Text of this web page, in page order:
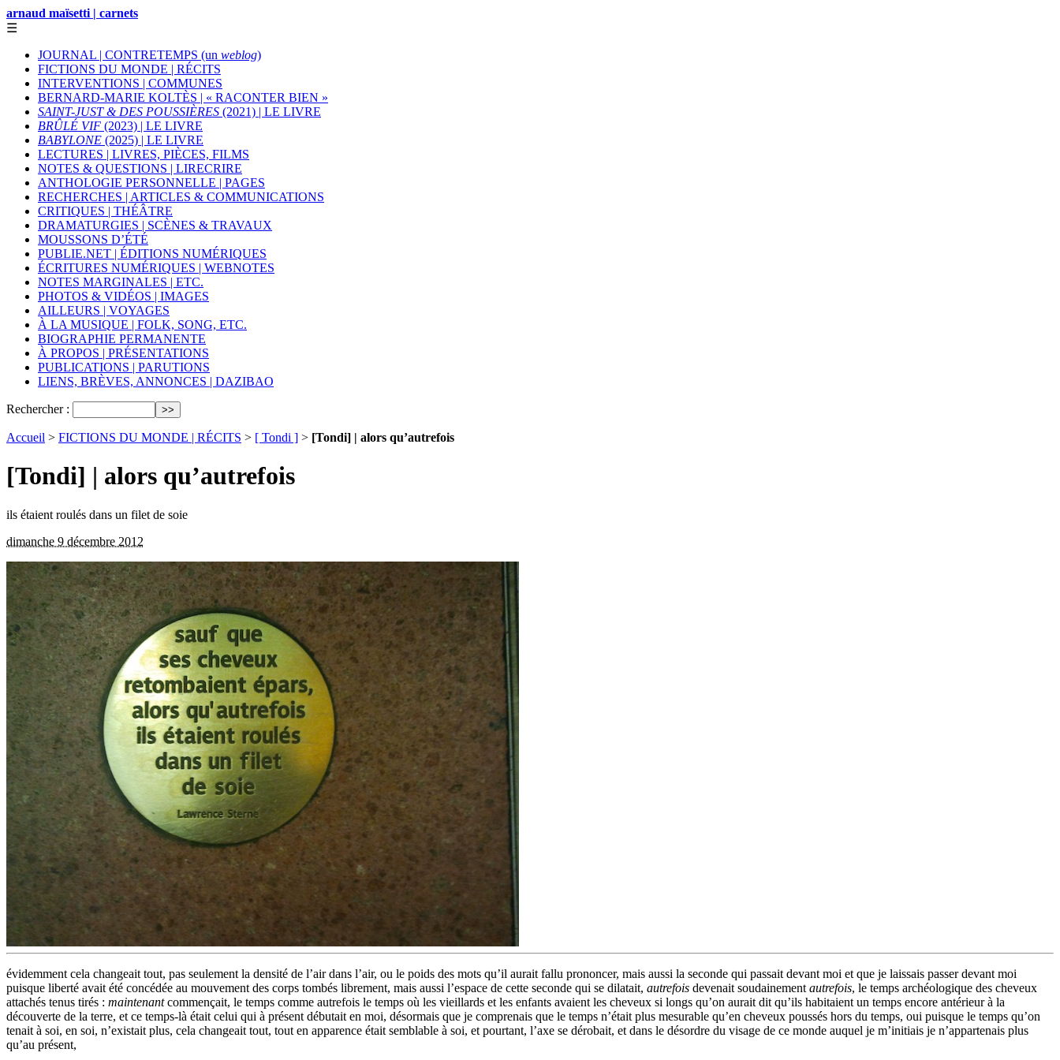
arnaud maïsetti | carnets
☰
JOURNAL | CONTRETEMPS (un weblog)
FICTIONS DU MONDE | RÉCITS
INTERVENTIONS | COMMUNES
BERNARD-MARIE KOLTÈS | « RACONTER BIEN »
SAINT-JUST & DES POUSSIÈRES (2021) | LE LIVRE
BRÛLÉ VIF (2023) | LE LIVRE
BABYLONE (2025) | LE LIVRE
LECTURES | LIVRES, PIÈCES, FILMS
NOTES & QUESTIONS | LIRECRIRE
ANTHOLOGIE PERSONNELLE | PAGES
RECHERCHES | ARTICLES & COMMUNICATIONS
CRITIQUES | THÉÂTRE
DRAMATURGIES | SCÈNES & TRAVAUX
MOUSSONS D’ÉTÉ
PUBLIE.NET | ÉDITIONS NUMÉRIQUES
ÉCRITURES NUMÉRIQUES | WEBNOTES
NOTES MARGINALES | ETC.
PHOTOS & VIDÉOS | IMAGES
AILLEURS | VOYAGES
À LA MUSIQUE | FOLK, SONG, ETC.
BIOGRAPHIE PERMANENTE
À PROPOS | PRÉSENTATIONS
PUBLICATIONS | PARUTIONS
LIENS, BRÈVES, ANNONCES | DAZIBAO
Rechercher :
Accueil > FICTIONS DU MONDE | RÉCITS > [ Tondi ] > [Tondi] | alors qu’autrefois
[Tondi] | alors qu’autrefois
ils étaient roulés dans un filet de soie
dimanche 9 décembre 2012
évidemment cela changeait tout, pas seulement la densité de l’air dans l’air, ou le poids des mots qu’il aurait fallu prononcer, mais aussi la seconde qui passait devant moi et que je laissais passer devant moi
puisque liberté avait été concédée au mouvement des corps tombés librement, mais aussi l’espace de cette seconde qui se dilatait, autrefois devenait soudainement autrefois, le temps archéologique des cheveux
attachés tenus tirés : maintenantcommençait, le temps comme autrefois le temps où les vieillards et les enfants avaient les cheveux si longs qu’on aurait dit qu’ils habitaient un temps encore antérieur à la
découverte de la terre, et ce temps-là était celui qui à présent débutait en moi, désormais que je comprenais que le temps n’était plus mesurable qu’en cheveux poussés hors du temps, oui puisque le temps qu’on
tenait à soi, en soi, n’existait plus, cela changeait tout, tout en apparence était semblable à soi, et pourtant, l’axe se dérobait, et dans le désordre du visage de ce monde auquel je m’initiais je n’appartenais plus
qu’au présent,